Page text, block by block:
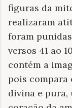
figuras da
realizaram
foram
versos 41 ao
contém a
pois compara
divina e pura,